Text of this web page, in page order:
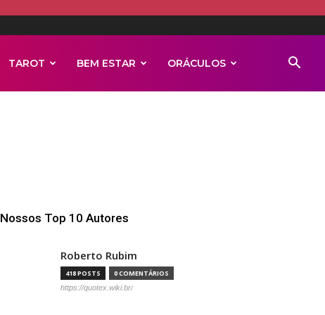
TAROT BEM ESTAR ORÁCULOS
Nossos Top 10 Autores
Roberto Rubim
418 POSTS 0 COMENTÁRIOS
https://quotex.wiki.br/